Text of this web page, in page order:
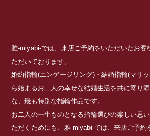
雅-miyabi-では、来店ご予約をいただいたお客
ただいております。
婚約指輪(エンゲージリング)・結婚指輪(マリ
ら始まるお二人の幸せな結婚生活を共に寄り
な、最も特別な指輪作品です。
お二人の一生ものとなる指輪選びの楽しい思
ただくためにも、雅-miyabi-では、来店ご予約